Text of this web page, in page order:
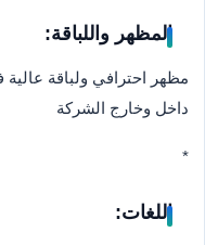
المظهر واللباقة:
مظهر احترافي ولباقة
داخل وخارج الشركة
*
اللغات: